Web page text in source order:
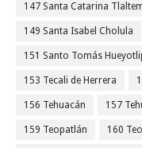
147 Santa Catarina
149 Santa Isabel Cholula
151 Santo Tomás
153 Tecali de Herrera
156 Tehuacán 157
159 Teopatlán 160